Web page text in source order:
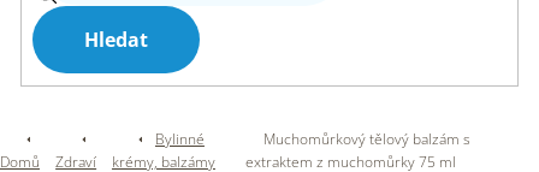
Hledat
Domů Zdraví
Bylinné
krémy, balzámy
Muchomůrkový tělový balzám s
extraktem z muchomůrky 75 ml